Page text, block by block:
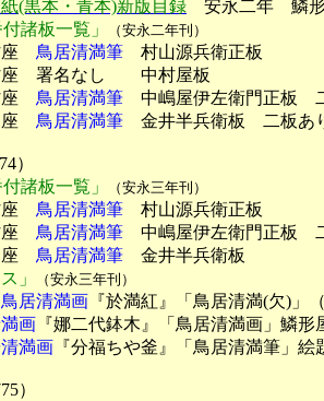
(黒本・青本)新版目録 安永二年　鱗
諸板一覧」
（安永二年刊）
鳥居清満筆 村山源兵衛正板
し　　中村屋板
鳥居清満筆 中嶋屋伊左衛門正板　
鳥居清満筆 金井半兵衛板　二板あ
）
諸板一覧」
（安永三年刊）
鳥居清満筆 村山源兵衛正板
鳥居清満筆 中嶋屋伊左衛門正板　
鳥居清満筆 金井半兵衛板
」
（安永三年刊）
居清満画 『於満紅』「鳥居清満(欠)」
画 『娜二代鉢木』「鳥居清満画」鱗形
満画 『分福ちや釜』「鳥居清満筆」
）